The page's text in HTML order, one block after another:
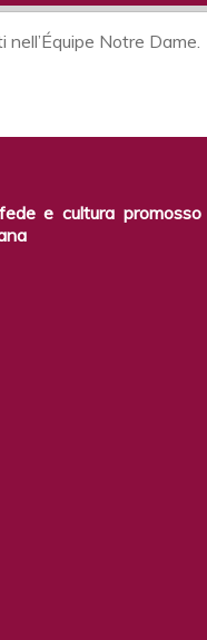
Notre Dame.
e cultura promosso